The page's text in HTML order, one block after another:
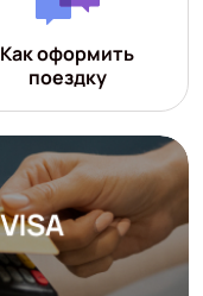
Как оформить
поездку